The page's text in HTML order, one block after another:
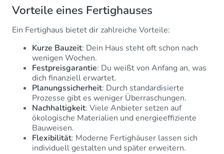
Vorteile eines Fertighauses
Ein Fertighaus bietet dir zahlreiche Vorteile:
Kurze Bauzeit: Dein Haus steht oft schon nach
wenigen Wochen.
Festpreisgarantie: Du weißt von Anfang an, was
dich finanziell erwartet.
Planungssicherheit: Durch standardisierte
Prozesse gibt es weniger Überraschungen.
Nachhaltigkeit: Viele Anbieter setzen auf
ökologische Materialien und energieeffiziente
Bauweisen.
Flexibilität: Moderne Fertighäuser lassen sich
individuell gestalten und später erweitern.